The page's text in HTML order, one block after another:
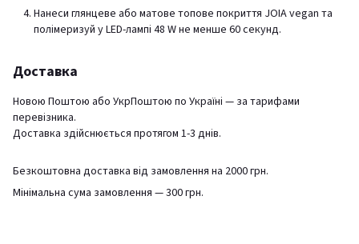
Нанеси глянцеве або матове топове покриття JOIA vegan та
полімеризуй у LED-лампі 48 W не менше 60 секунд.
Доставка
Новою Поштою або УкрПоштою по Україні — за тарифами
перевізника.
Доставка здійснюється протягом 1-3 днів.
Безкоштовна доставка від замовлення на 2000 грн.
Мінімальна сума замовлення — 300 грн.